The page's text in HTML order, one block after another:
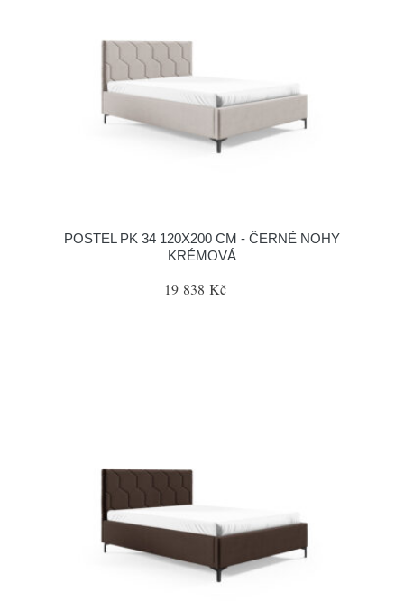
POSTEL PK 34 120X200 CM - ČERNÉ NOHY
KRÉMOVÁ
19 838 Kč